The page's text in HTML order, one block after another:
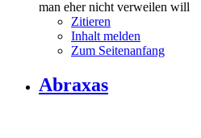
man eher nicht verweilen will
Zitieren
Inhalt melden
Zum Seitenanfang
Abraxas